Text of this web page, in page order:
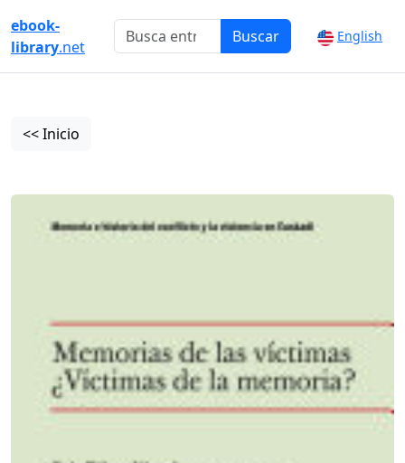
ebook-
library.net
Buscar English
<< Inicio